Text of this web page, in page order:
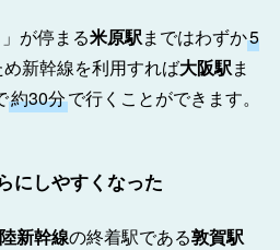
が停まる米原駅まではわずか5
新幹線を利用すれば大阪駅ま
約30分で行くことができます。
にしやすくなった
新幹線の終着駅である敦賀駅